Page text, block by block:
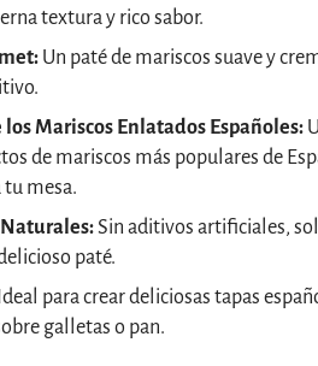
textura y rico sabor.
Un paté de mariscos suave y
Mariscos Enlatados Españoles:
de mariscos más populares de
tu mesa.
Sin aditivos artificiales,
paté.
Ideal para crear deliciosas tapas
galletas o pan.